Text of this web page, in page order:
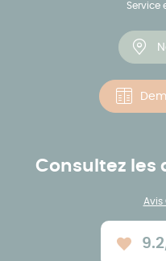
Service
Consultez les
Avis
Note
9.2